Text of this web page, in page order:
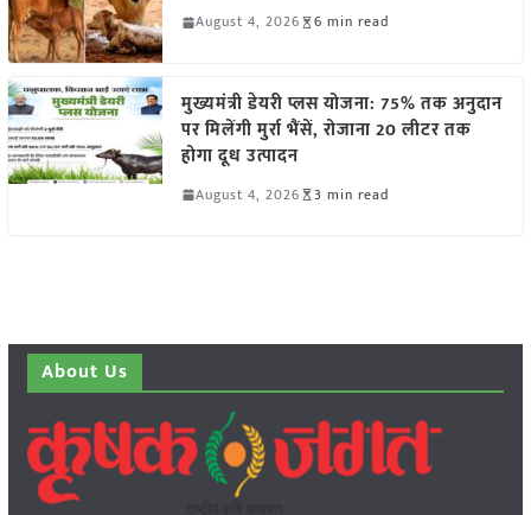
August 4, 2026 6 min read
मुख्यमंत्री डेयरी प्लस योजना: 75% तक अनुदान
पर मिलेंगी मुर्रा भैंसें, रोजाना 20 लीटर तक
होगा दूध उत्पादन
August 4, 2026 3 min read
About Us